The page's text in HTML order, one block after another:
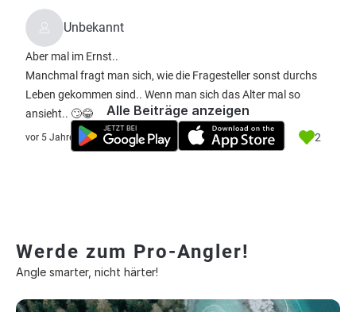
Unbekannt
Aber mal im Ernst..
Manchmal fragt man sich, wie die Fragesteller sonst durchs
Leben gekommen sind.. Wenn man sich das Alter mal so
ansieht.. 🙄😂
vor 5 Jahre 2
Alle Beiträge anzeigen
Werde zum Pro-Angler!
Angle smarter, nicht härter!